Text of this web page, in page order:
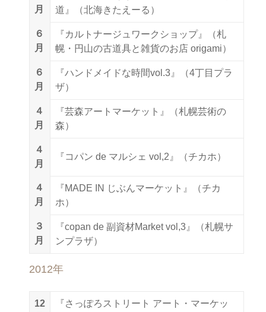
月
道』（北海きたえーる）
６
月
『カルトナージュワークショップ』（札
幌・円山の古道具と雑貨のお店 origami）
６
月
『ハンドメイドな時間vol.3』（4丁目プラ
ザ）
４
月
『芸森アートマーケット』（札幌芸術の
森）
４
月
『コパン de マルシェ vol,2』（チカホ）
４
月
『MADE IN じぶんマーケット』（チカ
ホ）
３
月
『copan de 副資材Market vol,3』（札幌サ
ンプラザ）
2012年
12
『さっぽろストリート アート・マーケッ